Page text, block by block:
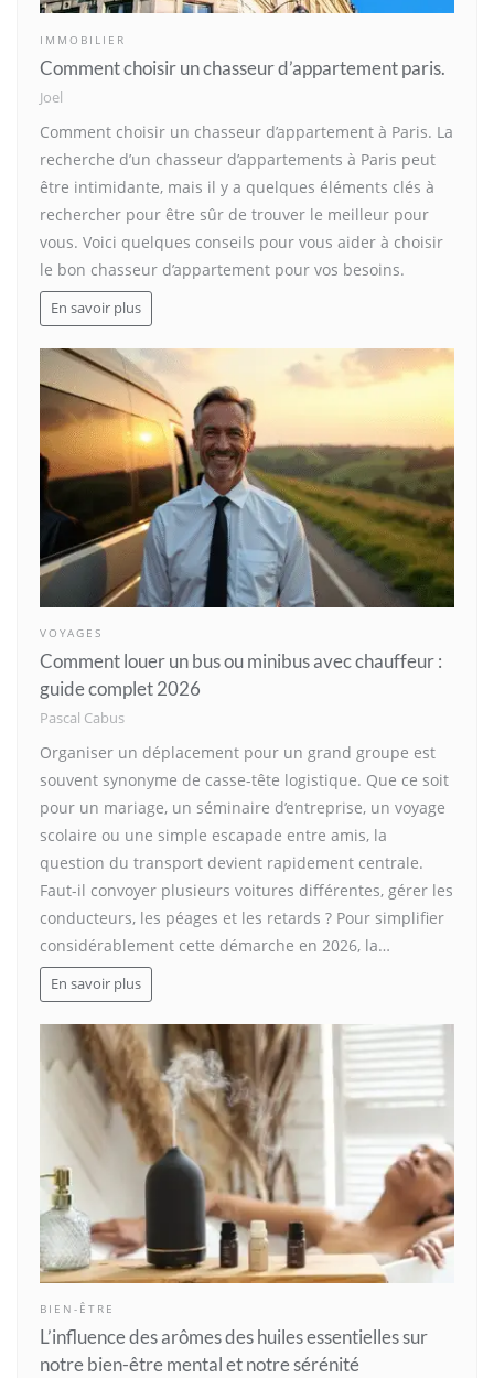
IMMOBILIER
Comment choisir un chasseur d’appartement paris.
Joel
Comment choisir un chasseur d’appartement à Paris. La
recherche d’un chasseur d’appartements à Paris peut
être intimidante, mais il y a quelques éléments clés à
rechercher pour être sûr de trouver le meilleur pour
vous. Voici quelques conseils pour vous aider à choisir
le bon chasseur d’appartement pour vos besoins.
En savoir plus
VOYAGES
Comment louer un bus ou minibus avec chauffeur :
guide complet 2026
Pascal Cabus
Organiser un déplacement pour un grand groupe est
souvent synonyme de casse-tête logistique. Que ce soit
pour un mariage, un séminaire d’entreprise, un voyage
scolaire ou une simple escapade entre amis, la
question du transport devient rapidement centrale.
Faut-il convoyer plusieurs voitures différentes, gérer les
conducteurs, les péages et les retards ? Pour simplifier
considérablement cette démarche en 2026, la…
En savoir plus
BIEN-ÊTRE
L’influence des arômes des huiles essentielles sur
notre bien-être mental et notre sérénité